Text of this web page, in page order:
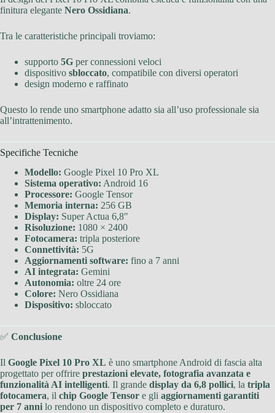
finitura elegante Nero Ossidiana.
Tra le caratteristiche principali troviamo:
supporto 5G per connessioni veloci
dispositivo sbloccato, compatibile con diversi operatori
design moderno e raffinato
Questo lo rende uno smartphone adatto sia all’uso professionale sia
all’intrattenimento.
Specifiche Tecniche
Modello: Google Pixel 10 Pro XL
Sistema operativo: Android 16
Processore: Google Tensor
Memoria interna: 256 GB
Display: Super Actua 6,8″
Risoluzione: 1080 × 2400
Fotocamera: tripla posteriore
Connettività: 5G
Aggiornamenti software: fino a 7 anni
AI integrata: Gemini
Autonomia: oltre 24 ore
Colore: Nero Ossidiana
Dispositivo: sbloccato
✅ Conclusione
Il Google Pixel 10 Pro XL è uno smartphone Android di fascia alta
progettato per offrire prestazioni elevate, fotografia avanzata e
funzionalità AI intelligenti. Il grande display da 6,8 pollici, la tripla
fotocamera, il chip Google Tensor e gli aggiornamenti garantiti
per 7 anni lo rendono un dispositivo completo e duraturo.